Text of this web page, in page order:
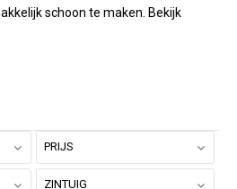
schoon te maken. Bekijk
PRIJS
ZINTUIG